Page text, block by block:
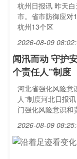
杭州日报讯 昨天
市。省市防御应对
杭州13个区
2026-08-09
闻汛而动 守护
个责任人”制度
河北省强化风险意
人”制度河北日报
门强化风险意识和
2026-08-09